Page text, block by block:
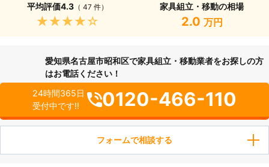
平均評価4.3（ 47 件）
★★★★★
家具組立・移動の相場
2.0 万円
愛知県名古屋市昭和区で家具組立・移動業者をお探しの方
はお電話ください！
24時間365日
受付中です!!
0120-466-110
フォームで相談する